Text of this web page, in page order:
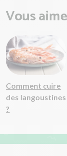
Vous
Comment cuire
des langoustines
?